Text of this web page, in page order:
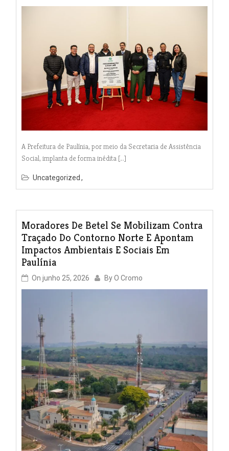
A Prefeitura de Paulínia, por meio da Secretaria de Assistência
Social, implanta de forma inédita […]
Uncategorized
Moradores De Betel Se Mobilizam Contra
Traçado Do Contorno Norte E Apontam
Impactos Ambientais E Sociais Em
Paulínia
On junho 25, 2026 ByO Cromo